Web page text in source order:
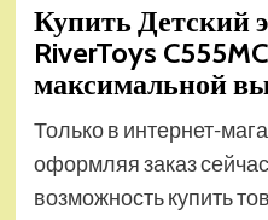
Купить Детский
RiverToys
максимальной
Только в интернет-
оформляя заказ
возможность купить